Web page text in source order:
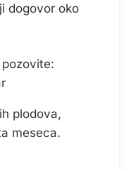
dogovor oko
plodova,
meseca.